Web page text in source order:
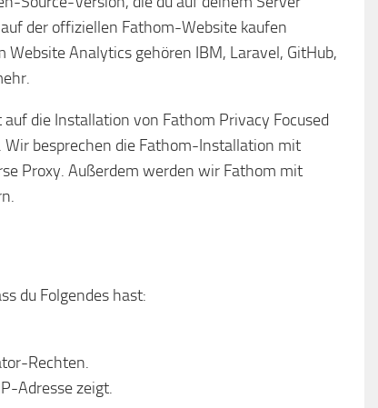
der offiziellen Fathom-Website kaufen
Analytics gehören IBM, Laravel, GitHub,
die Installation von Fathom Privacy Focused
besprechen die Fathom-Installation mit
Proxy. Außerdem werden wir Fathom mit
du Folgendes hast:
Rechten.
Adresse zeigt.